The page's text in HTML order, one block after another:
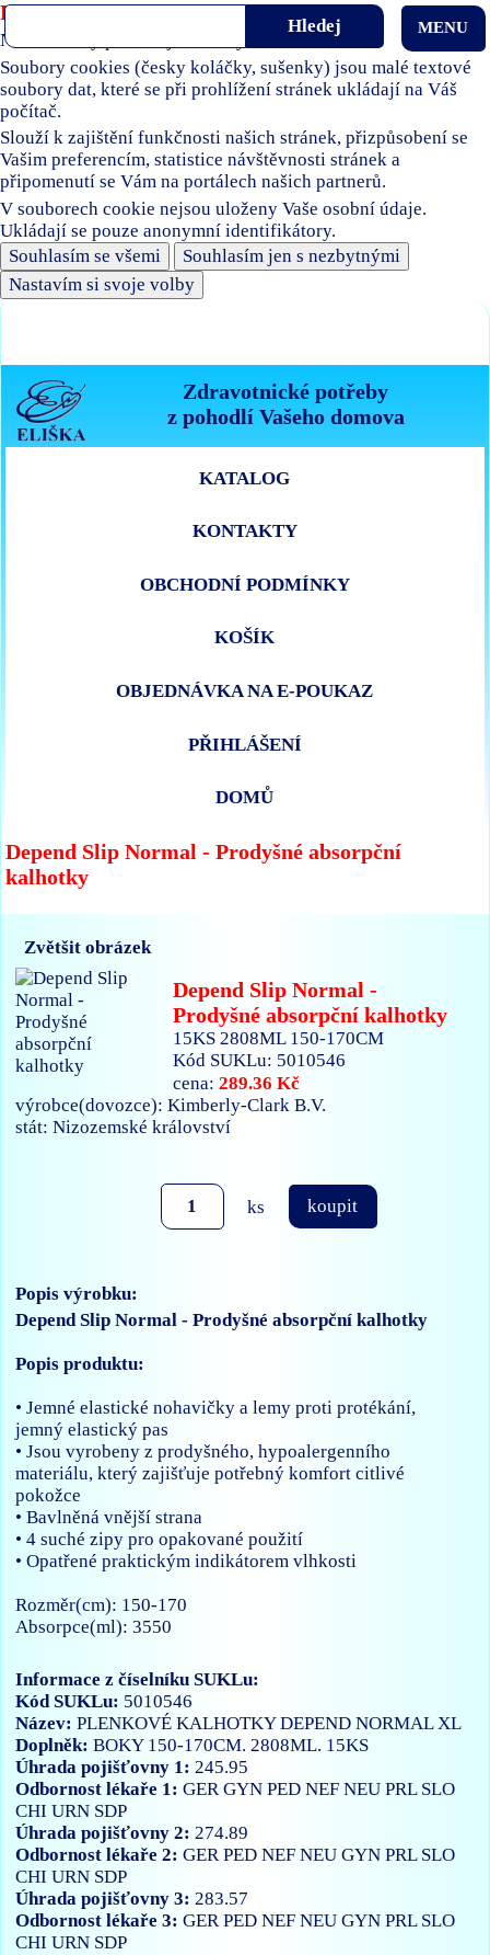
Používáme soubory cookies
Naše stránky používají soubory cookies.
Soubory cookies (česky koláčky, sušenky) jsou malé textové
soubory dat, které se při prohlížení stránek ukládají na Váš
počítač.
Slouží k zajištění funkčnosti našich stránek, přizpůsobení se
Vašim preferencím, statistice návštěvnosti stránek a
připomenutí se Vám na portálech našich partnerů.
V souborech cookie nejsou uloženy Vaše osobní údaje.
Ukládají se pouze anonymní identifikátory.
Souhlasím se všemi
Souhlasím jen s nezbytnými
Nastavím si svoje volby
Zdravotnické potřeby
z pohodlí Vašeho domova
MENU
KATALOG
KONTAKTY
OBCHODNÍ PODMÍNKY
KOŠÍK
OBJEDNÁVKA NA E-POUKAZ
PŘIHLÁŠENÍ
DOMŮ
Depend Slip Normal - Prodyšné absorpční
kalhotky
Zvětšit obrázek
Depend Slip Normal -
Prodyšné absorpční kalhotky
15KS 2808ML 150-170CM
Kód SUKLu: 5010546
cena: 289.36 Kč
výrobce(dovozce): Kimberly-Clark B.V.
stát: Nizozemské království
ks koupit
Popis výrobku:
Depend Slip Normal - Prodyšné absorpční kalhotky
Popis produktu:
• Jemné elastické nohavičky a lemy proti protékání,
jemný elastický pas
• Jsou vyrobeny z prodyšného, hypoalergenního
materiálu, který zajišťuje potřebný komfort citlivé
pokožce
• Bavlněná vnější strana
• 4 suché zipy pro opakované použití
• Opatřené praktickým indikátorem vlhkosti
Rozměr(cm): 150-170
Absorpce(ml): 3550
Informace z číselníku SUKLu:
Kód SUKLu: 5010546
Název:PLENKOVÉ KALHOTKY DEPEND NORMAL XL
Doplněk:BOKY 150-170CM. 2808ML. 15KS
Úhrada pojišťovny 1:245.95
Odbornost lékaře 1:GERGYNPEDNEFNEUPRL SLO
CHIURN SDP
Úhrada pojišťovny 2:274.89
Odbornost lékaře 2:GERPEDNEFNEUGYNPRL SLO
CHIURN SDP
Úhrada pojišťovny 3:283.57
Odbornost lékaře 3:GERPEDNEFNEUGYNPRL SLO
CHIURN SDP